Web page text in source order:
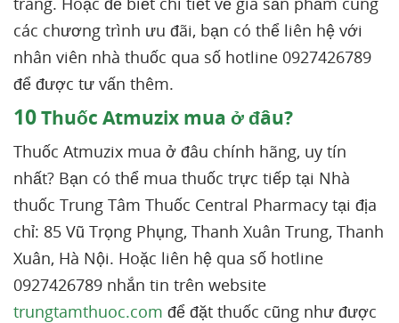
các chương trình ưu đãi, bạn có thể liên hệ với
nhân viên nhà thuốc qua số hotline 0927426789
để được tư vấn thêm.
10Thuốc Atmuzix mua ở đâu?
Thuốc Atmuzix mua ở đâu chính hãng, uy tín
nhất? Bạn có thể mua thuốc trực tiếp tại Nhà
thuốc Trung Tâm Thuốc Central Pharmacy tại địa
chỉ: 85 Vũ Trọng Phụng, Thanh Xuân Trung, Thanh
Xuân, Hà Nội. Hoặc liên hệ qua số hotline
0927426789 nhắn tin trên website
trungtamthuoc.com để đặt thuốc cũng như được